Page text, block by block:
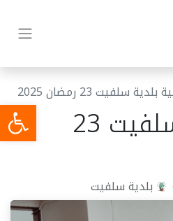
بلدية سلفيت 23 رمضان 2025
تكية بلدية سلفيت 23
بلدية سلفيت